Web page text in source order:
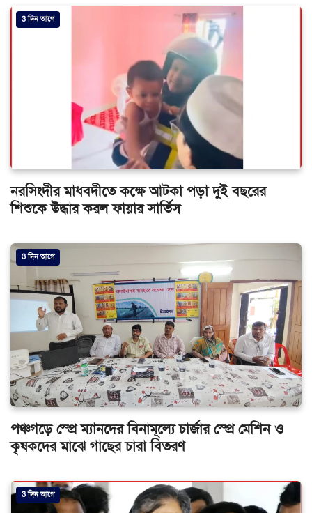
3 দিন আগে
নরসিংদীর মাধবদীতে কক্ষে আটকা পড়া দুই বছরের
শিশুকে উদ্ধার করল ফায়ার সার্ভিস
3 দিন আগে
পঞ্চগড়ে স্প্রে ম্যানদের বিনামূল্যে চার্জার স্প্রে মেশিন ও
কৃষকদের মাঝে গাছের চারা বিতরণ
3 দিন আগে